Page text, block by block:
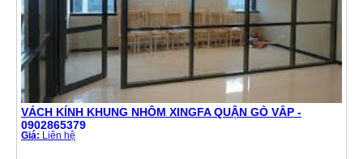
VÁCH KÍNH KHUNG NHÔM XINGFA QUẬN GÒ VẤP -
0902865379
Giá: Liên hệ